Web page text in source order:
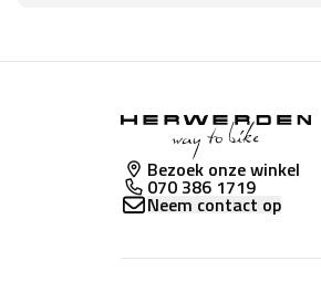
Bezoek onze winkel
070 386 1719
Neem contact op